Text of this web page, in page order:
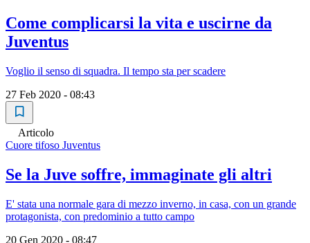
Come complicarsi la vita e uscirne da
Juventus
Voglio il senso di squadra. Il tempo sta per scadere
27 Feb 2020 - 08:43
Articolo
Cuore tifoso Juventus
Se la Juve soffre, immaginate gli altri
E' stata una normale gara di mezzo inverno, in casa, con un grande
protagonista, con predominio a tutto campo
20 Gen 2020 - 08:47